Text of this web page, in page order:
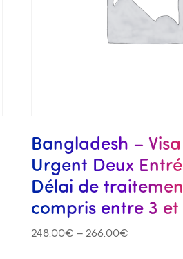
Bangladesh –
Urgent Deux
Délai de
compris entre 3
248.00€ – 266.00€